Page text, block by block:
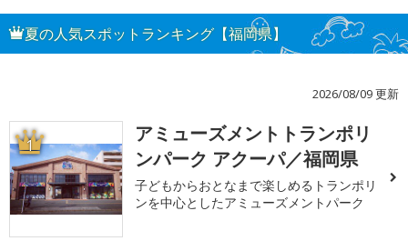
夏の人気スポットランキング【福岡県】
2026/08/09 更新
1
アミューズメントトランポリ
ンパーク アクーパ／福岡県
子どもからおとなまで楽しめるトランポリ
ンを中心としたアミューズメントパーク